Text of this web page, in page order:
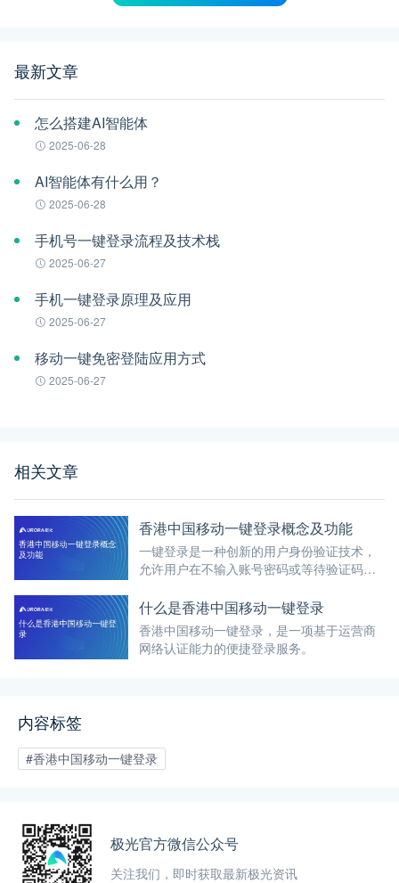
最新文章
怎么搭建AI智能体
2025-06-28
AI智能体有什么用？
2025-06-28
手机号一键登录流程及技术栈
2025-06-27
手机一键登录原理及应用
2025-06-27
移动一键免密登陆应用方式
2025-06-27
相关文章
香港中国移动一键登录概念及功能
一键登录是一种创新的用户身份验证技术，
允许用户在不输入账号密码或等待验证码的
点击）即可完成注册或登录过程。
什么是香港中国移动一键登录
香港中国移动一键登录，是一项基于运营商
网络认证能力的便捷登录服务。
内容标签
#香港中国移动一键登录
极光官方微信公众号
关注我们，即时获取最新极光资讯